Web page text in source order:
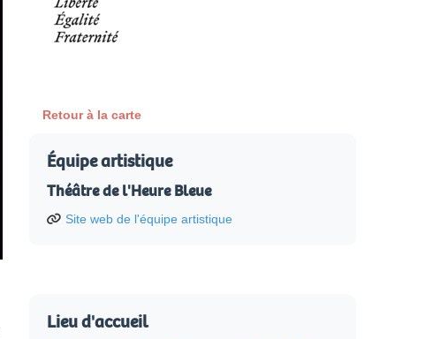
Retour à la carte
Équipe artistique
Théâtre de l'Heure Bleue
Site web de l'équipe artistique
Lieu d'accueil